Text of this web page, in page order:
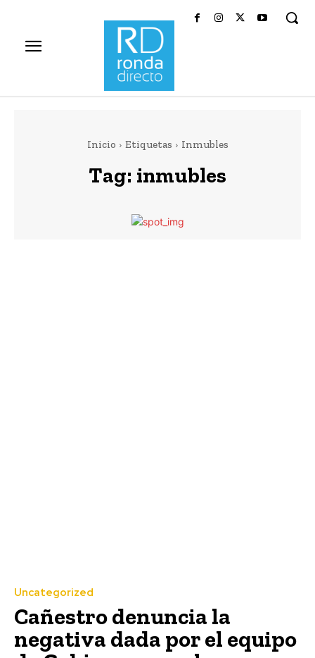
Inicio Etiquetas Inmubles
Tag: inmubles
Uncategorized
Cañestro denuncia la
negativa dada por el equipo